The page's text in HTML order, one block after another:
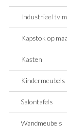
Industrieel tv
Kapstok op
Kasten
Kindermeubels
Salontafels
Wandmeubels